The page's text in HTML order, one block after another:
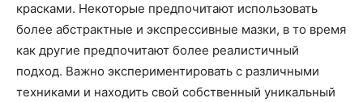
красками. Некоторые предпочитают использовать
более абстрактные и экспрессивные мазки, в то время
как другие предпочитают более реалистичный
подход. Важно экспериментировать с различными
техниками и находить свой собственный уникальный